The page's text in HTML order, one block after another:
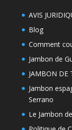
AVIS
Blog
Comment
Jambon de
JAMBON DE
Jambon
Serrano
Le Jambon